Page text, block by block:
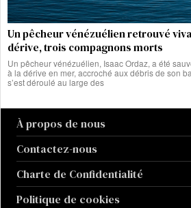
Un pêcheur vénézuélien retrouvé
dérive, trois compagnons morts
Un pêcheur vénézuélien, Isaac Ordaz, a été
à la dérive en mer, accroché aux débris de son
s’est déroulé au large des
À propos de nous
Contactez-nous
Charte de Confidentialité
Politique de cookies